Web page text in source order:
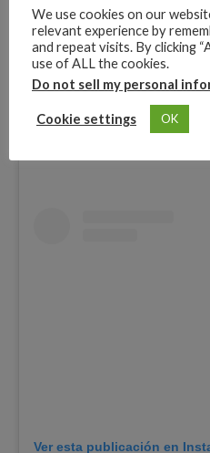
Ver esta publicación en
We use cookies on our
relevant experience by
and repeat visits. By clicking
use of ALL the cookies.
Do not sell my personal
Cookie settings OK